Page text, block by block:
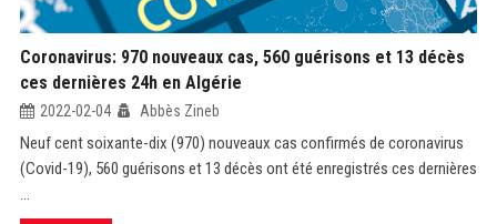
Coronavirus: 970 nouveaux cas, 560 guérisons et 13 décès
ces dernières 24h en Algérie
2022-02-04 Abbès Zineb
Neuf cent soixante-dix (970) nouveaux cas confirmés de coronavirus
(Covid-19), 560 guérisons et 13 décès ont été enregistrés ces dernières
...